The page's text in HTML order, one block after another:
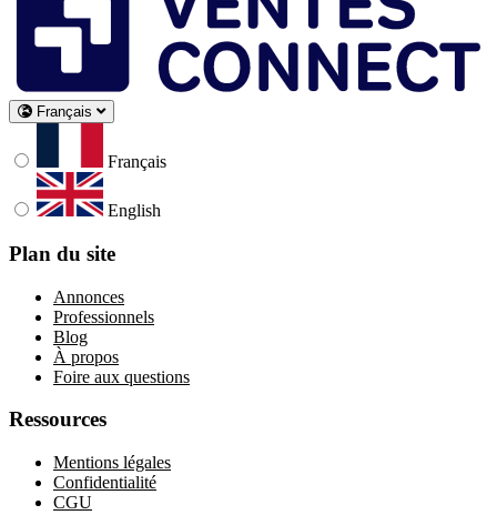
Français
Français
English
Plan du site
Annonces
Professionnels
Blog
À propos
Foire aux questions
Ressources
Mentions légales
Confidentialité
CGU